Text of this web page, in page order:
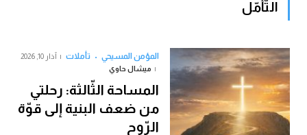
التّأمّل
المؤمن المسيحي تأملات
آذار 10, 2026
ميشال حاوي
المساحة الثّالثة: رحلتي
من ضعف البنية إلى قوّة
الرّوح